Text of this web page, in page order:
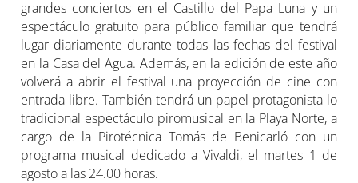
grandes conciertos en el Castillo del Papa Luna y un
espectáculo gratuito para público familiar que tendrá
lugar diariamente durante todas las fechas del festival
en la Casa del Agua. Además, en la edición de este año
volverá a abrir el festival una proyección de cine con
entrada libre. También tendrá un papel protagonista lo
tradicional espectáculo piromusical en la Playa Norte, a
cargo de la Pirotécnica Tomás de Benicarló con un
programa musical dedicado a Vivaldi, el martes 1 de
agosto a las 24.00 horas.